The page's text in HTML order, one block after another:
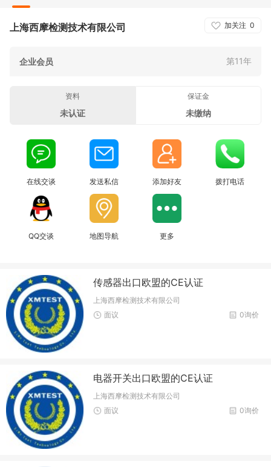
加关注 0
上海西摩检测技术有限公司
企业会员 第11年
资料
未认证
保证金
未缴纳
在线交谈 发送私信 添加好友 拨打电话
QQ交谈 地图导航 更多
传感器出口欧盟的CE认证
上海西摩检测技术有限公司
0询价
面议
电器开关出口欧盟的CE认证
上海西摩检测技术有限公司
0询价
面议